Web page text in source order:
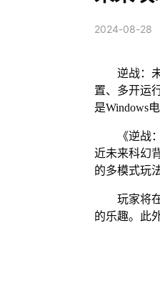
2024-08-28
逆战：
置、多开运
是Windows
《逆战
近未来科幻
的多模式玩法
玩家将
的乐趣。此